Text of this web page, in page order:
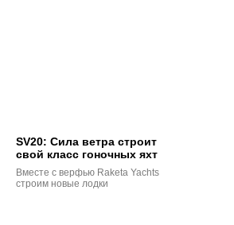
SV20: Сила ветра строит
свой класс гоночных яхт
Вместе с верфью Raketa Yachts
строим новые лодки